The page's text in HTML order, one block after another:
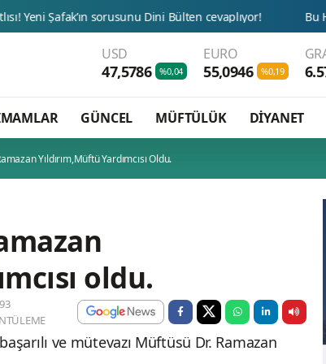
USD
47,5786 %0,04
EURO
55,0946 %0,19
GÜNCEL MÜFTÜLÜK DİYANET
Yıldırım,Müftü Yardımcısı Oldu.
oldu.
ve mütevazı Müftüsü Dr. Ramazan